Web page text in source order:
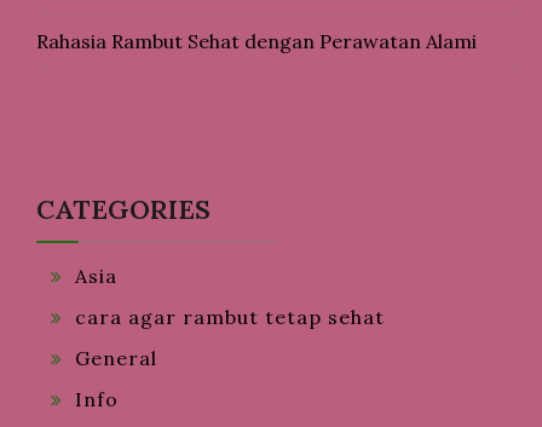
Rahasia Rambut Sehat dengan Perawatan Alami
CATEGORIES
Asia
cara agar rambut tetap sehat
General
Info